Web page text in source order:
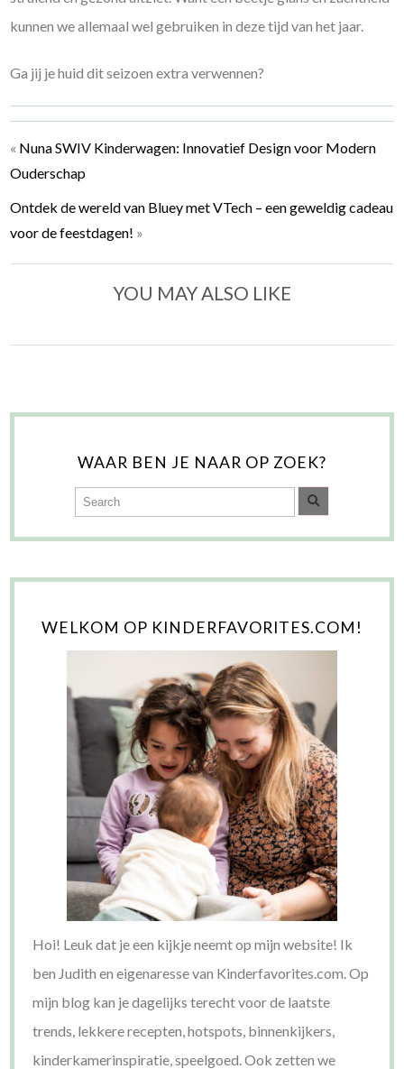
kunnen we allemaal wel gebruiken in deze tijd van het jaar.
Ga jij je huid dit seizoen extra verwennen?
« Nuna SWIV Kinderwagen: Innovatief Design voor Modern
Ouderschap
Ontdek de wereld van Bluey met VTech – een geweldig cadeau
voor de feestdagen! »
YOU MAY ALSO LIKE
WAAR BEN JE NAAR OP ZOEK?
WELKOM OP KINDERFAVORITES.COM!
Hoi! Leuk dat je een kijkje neemt op mijn website! Ik
ben Judith en eigenaresse van Kinderfavorites.com. Op
mijn blog kan je dagelijks terecht voor de laatste
trends, lekkere recepten, hotspots, binnenkijkers,
kinderkamerinspiratie, speelgoed. Ook zetten we